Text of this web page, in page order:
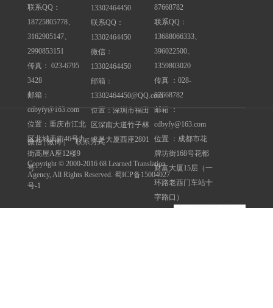
联系QQ：
18725805778、
3162905147、
2990853151
传真： 023-6795
3428
邮箱：
cdbyfy@163.com
位置：重庆市江北
区北城天街46号九
街高屋A座12楼9
号
13302464450
联系QQ：
13302464450
微信：
13302464450
邮箱：
13302464450@QQ.com
位置：深圳市福田
区深南大道竹子林
求是大厦西座2801
87668782
联系QQ：
13688066333、
396022500、
1359803020
传真 ：028-
87668782
邮箱 ：
cdbyfy@163.com
位置 ：成都市花
牌坊街168号花都
财富大厦15层（一
环路老西门车站十
字路口）
微信 | 微博 | 联系方式
Copyright © 2000-2016 68 Learned Translation
Agency, All Rights Reserved. 蜀ICP备15004027
号-1